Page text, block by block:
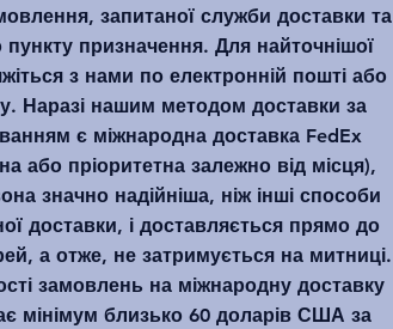
запитаної служби доставки та
пункту призначення. Для найточнішої
з нами по електронній пошті або
Наразі нашим методом доставки за
є міжнародна доставка FedEx
або пріоритетна залежно від місця),
значно надійніша, ніж інші способи
доставки, і доставляється прямо до
а отже, не затримується на митниці.
замовлень на міжнародну доставку
мінімум близько 60 доларів США за